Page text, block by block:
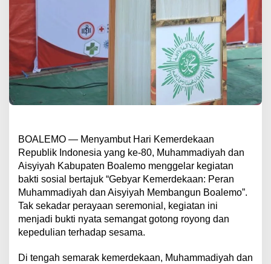
BOALEMO — Menyambut Hari Kemerdekaan
Republik Indonesia yang ke-80, Muhammadiyah dan
Aisyiyah Kabupaten Boalemo menggelar kegiatan
bakti sosial bertajuk “Gebyar Kemerdekaan: Peran
Muhammadiyah dan Aisyiyah Membangun Boalemo”.
Tak sekadar perayaan seremonial, kegiatan ini
menjadi bukti nyata semangat gotong royong dan
kepedulian terhadap sesama.
Di tengah semarak kemerdekaan, Muhammadiyah dan